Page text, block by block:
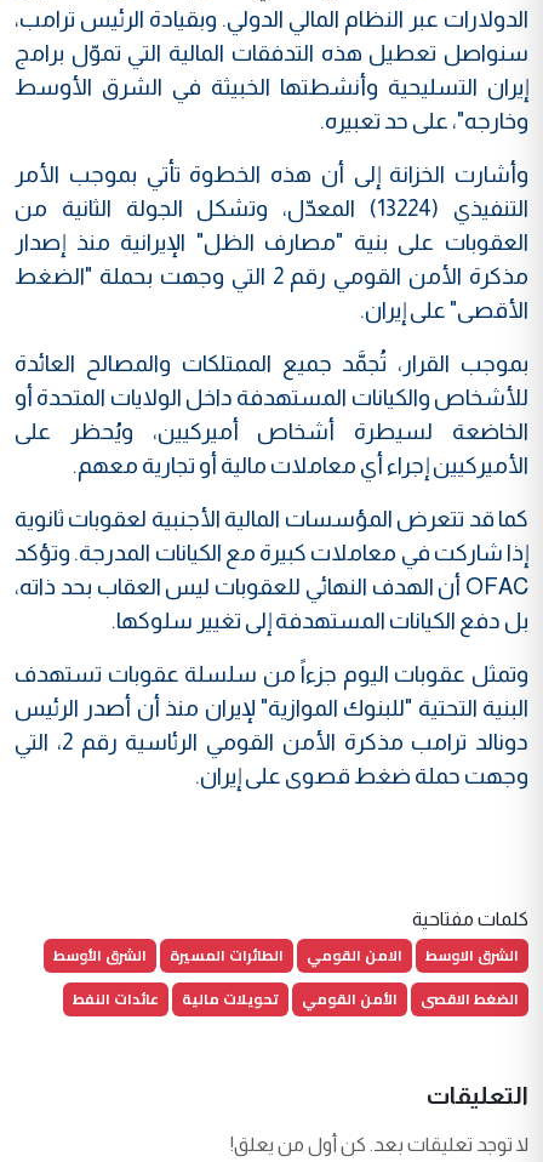
الدولارات عبر النظام المالي الدولي. وبقيادة الرئيس ترامب،
سنواصل تعطيل هذه التدفقات المالية التي تموّل برامج
إيران التسليحية وأنشطتها الخبيثة في الشرق الأوسط
وخارجه"، على حد تعبيره.
وأشارت الخزانة إلى أن هذه الخطوة تأتي بموجب الأمر
التنفيذي (13224) المعدّل، وتشكل الجولة الثانية من
العقوبات على بنية "مصارف الظل" الإيرانية منذ إصدار
مذكرة الأمن القومي رقم 2 التي وجهت بحملة "الضغط
الأقصى" على إيران.
بموجب القرار، تُجمَّد جميع الممتلكات والمصالح العائدة
للأشخاص والكيانات المستهدفة داخل الولايات المتحدة أو
الخاضعة لسيطرة أشخاص أميركيين، ويُحظر على
الأميركيين إجراء أي معاملات مالية أو تجارية معهم.
كما قد تتعرض المؤسسات المالية الأجنبية لعقوبات ثانوية
إذا شاركت في معاملات كبيرة مع الكيانات المدرجة. وتؤكد
OFAC أن الهدف النهائي للعقوبات ليس العقاب بحد ذاته،
بل دفع الكيانات المستهدفة إلى تغيير سلوكها.
وتمثل عقوبات اليوم جزءاً من سلسلة عقوبات تستهدف
البنية التحتية "للبنوك الموازية" لإيران منذ أن أصدر الرئيس
دونالد ترامب مذكرة الأمن القومي الرئاسية رقم 2، التي
وجهت حملة ضغط قصوى على إيران.
كلمات مفتاحية
الشرق الاوسط الامن القومي الطائرات المسيرة
الشرق الأوسط
الضغط الاقصى
الأمن القومي تحويلات مالية عائدات النفط
التعليقات
لا توجد تعليقات بعد. كن أول من يعلق!